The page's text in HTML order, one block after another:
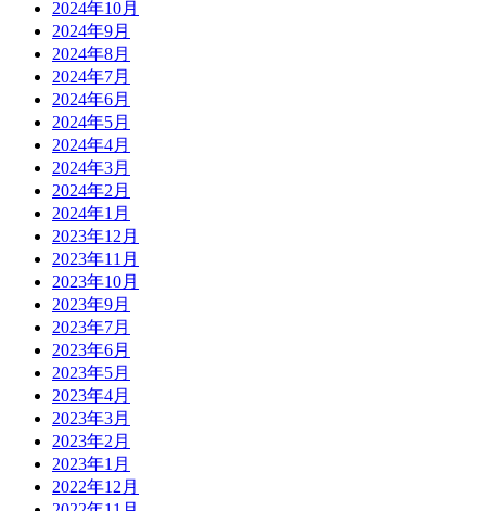
2024年10月
2024年9月
2024年8月
2024年7月
2024年6月
2024年5月
2024年4月
2024年3月
2024年2月
2024年1月
2023年12月
2023年11月
2023年10月
2023年9月
2023年7月
2023年6月
2023年5月
2023年4月
2023年3月
2023年2月
2023年1月
2022年12月